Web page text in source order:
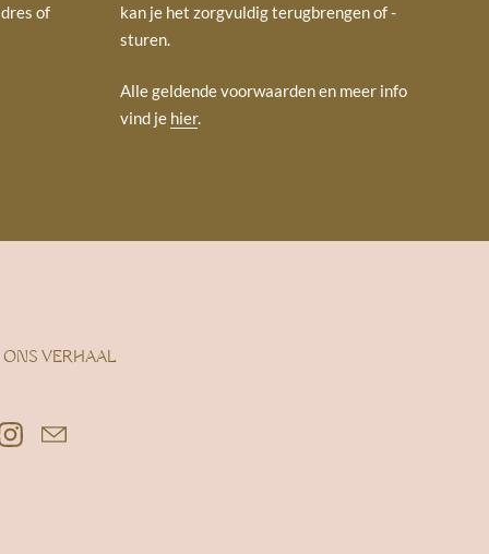
of
kan je het zorgvuldig terugbrengen of -
sturen.
Alle geldende voorwaarden en meer info
vind je hier.
ONS VERHAAL
Instagram
Email